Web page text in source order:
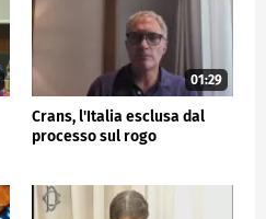
01:29
Crans, l'Italia esclusa dal
processo sul rogo